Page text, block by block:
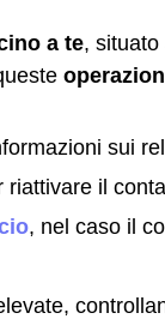
a te, situato
sui
riattivare il
, nel caso il